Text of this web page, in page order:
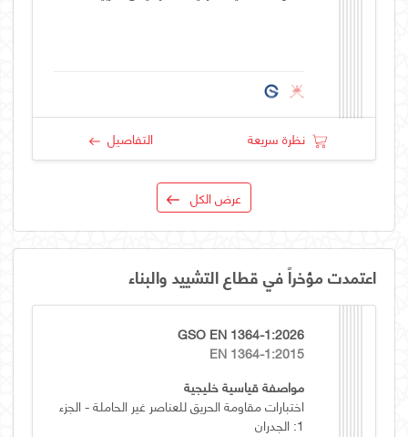
نظرة سريعة التفاصيل
عرض الكل
اعتمدت مؤخراً في قطاع التشييد والبناء
GSO EN 1364-1:2026
EN 1364-1:2015
مواصفة قياسية خليجية
اختبارات مقاومة الحريق للعناصر غير الحاملة - الجزء
1: الجدران